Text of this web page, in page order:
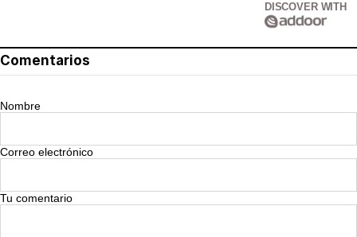
DISCOVER WITH
Comentarios
Nombre
Correo electrónico
Tu comentario